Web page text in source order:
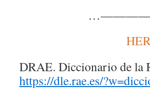
DRAE. Diccionario de la
https://dle.rae.es/